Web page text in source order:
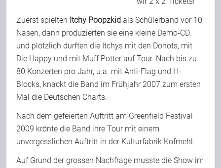
Alles andere
Backstage
Team
Zuerst spielten Itchy Poopzkid als Schülerband vor 10
Nasen, dann produzierten sie eine kleine Demo-CD,
und plötzlich durften die Itchys mit den Donots, mit
Die Happy und mit Muff Potter auf Tour. Nach bis zu
80 Konzerten pro Jahr, u.a. mit Anti-Flag und H-
Blocks, knackt die Band im Frühjahr 2007 zum ersten
Mal die Deutschen Charts.
Nach dem gefeierten Auftritt am Greenfield Festival
2009 krönte die Band ihre Tour mit einem
unvergesslichen Auftritt in der Kulturfabrik Kofmehl.
Auf Grund der grossen Nachfrage musste die Show im